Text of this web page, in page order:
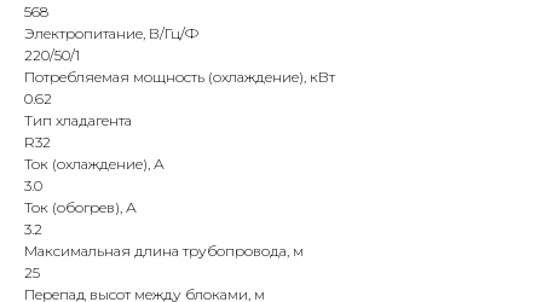
568
Электропитание, В/Гц/Ф
220/50/1
Потребляемая мощность (охлаждение), кВт
0.62
Тип хладагента
R32
Ток (охлаждение), А
3.0
Ток (обогрев), А
3.2
Максимальная длина трубопровода, м
25
Перепад высот между блоками, м